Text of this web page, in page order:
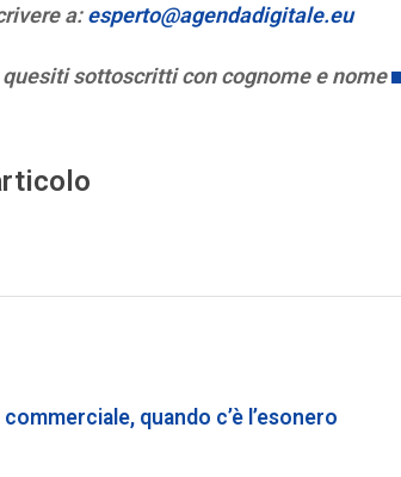
a:esperto@agendadigitale.eu
sottoscritti con cognome e nome
quando c’è l’esonero